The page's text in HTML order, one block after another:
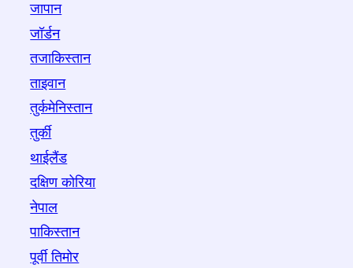
जापान
जॉर्डन
तजाकिस्तान
ताइवान
तुर्कमेनिस्तान
तुर्की
थाईलैंड
दक्षिण कोरिया
नेपाल
पाकिस्तान
पूर्वी तिमोर